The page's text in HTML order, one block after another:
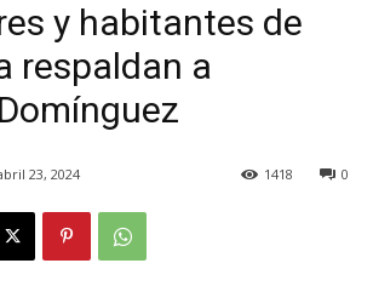
y habitantes de
respaldan a
23, 2024 0
1418